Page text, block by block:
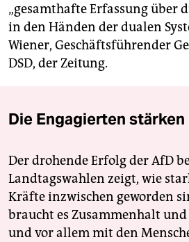
„gesamthafte Erfassung über
in den Händen der dualen
Wiener, Geschäftsführender
DSD, der Zeitung.
Die Engagierten stärken
Der drohende Erfolg der AfD
Landtagswahlen zeigt, wie
Kräfte inzwischen geworden
braucht es Zusammenhalt
und vor allem mit den